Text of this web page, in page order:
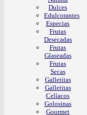
Dulces
Edulcorantes
Especias
Frutas
Desecadas
Frutas
Glaseadas
Frutas
Secas
Galletitas
Galletitas
Celíacos
Golosinas
Gourmet